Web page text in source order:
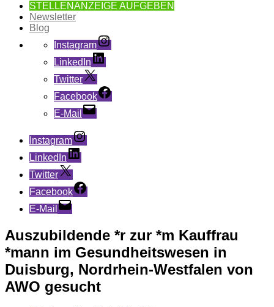
STELLENANZEIGE AUFGEBEN
Newsletter
Blog
Instagram
LinkedIn
Twitter
Facebook
E-Mail
Instagram
LinkedIn
Twitter
Facebook
E-Mail
Auszubildende *r zur *m Kauffrau
*mann im Gesundheitswesen in
Duisburg, Nordrhein-Westfalen von
AWO gesucht